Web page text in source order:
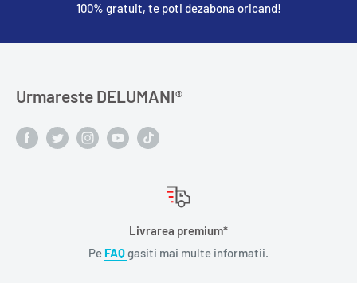
100% gratuit, te poti dezabona oricand!
Urmareste DELUMANI®️
Livrarea premium*
Pe FAQgasiti mai multe informatii.